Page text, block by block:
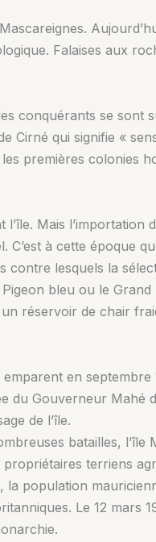
Falaises aux
conquérants se sont
Cirné qui signifie «
premières colonies
Mais l’importation
à cette époque
lesquels la
bleu ou le
réservoir de chair
en septembre
du Gouverneur Mahé
de l’île.
batailles, l’île
propriétaires terriens
la population
Le 12 mars